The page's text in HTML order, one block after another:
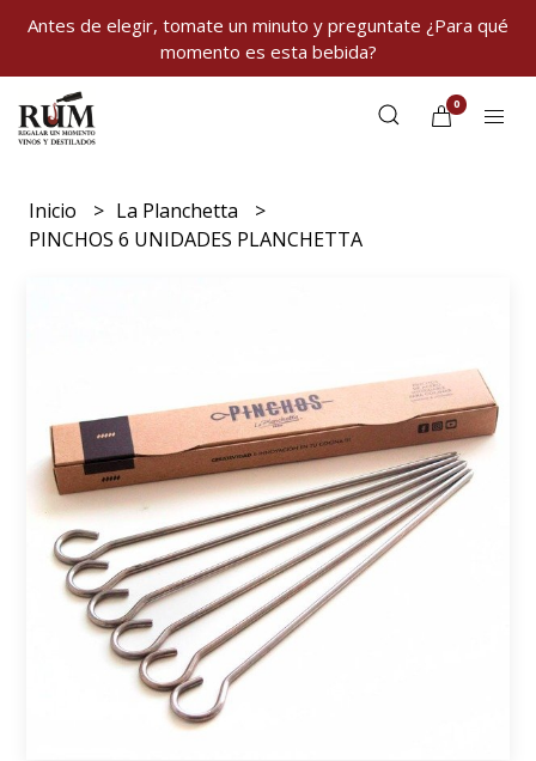
Antes de elegir, tomate un minuto y preguntate ¿Para qué
momento es esta bebida?
0
Inicio
La Planchetta
PINCHOS 6 UNIDADES PLANCHETTA